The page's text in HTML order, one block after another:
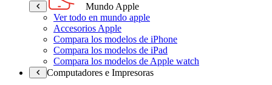
Mundo Apple
Ver todo en mundo apple
Accesorios Apple
Compara los modelos de iPhone
Compara los modelos de iPad
Compara los modelos de Apple watch
Computadores e Impresoras